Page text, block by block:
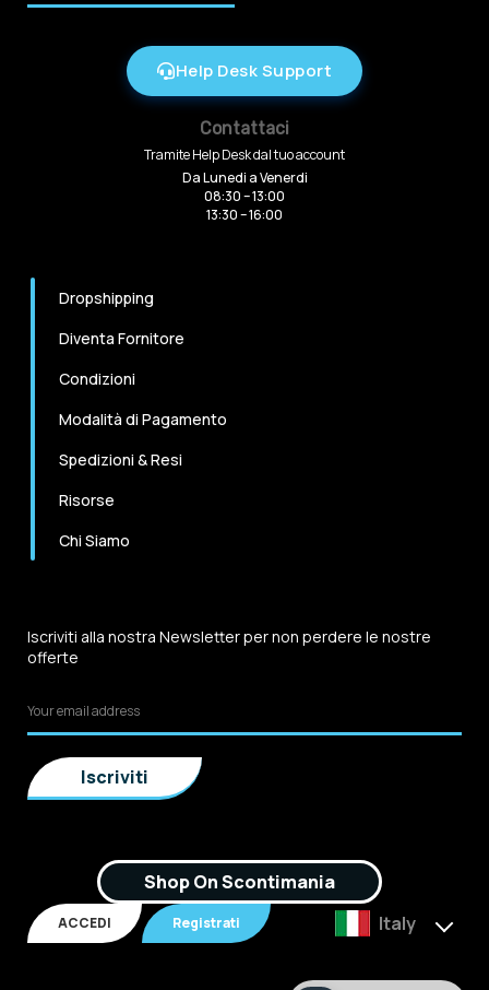
Help Desk Support
Contattaci
Tramite Help Desk dal tuo account
Da Lunedi a Venerdi
08:30 – 13:00
13:30 – 16:00
Dropshipping
Diventa Fornitore
Condizioni
Modalità di Pagamento
Spedizioni & Resi
Risorse
Chi Siamo
Iscriviti alla nostra Newsletter per non perdere le nostre
offerte
Shop On Scontimania
ACCEDI Registrati Italy